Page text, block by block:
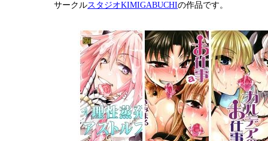
サークルスタジオKIMIGABUCHIの作品です。